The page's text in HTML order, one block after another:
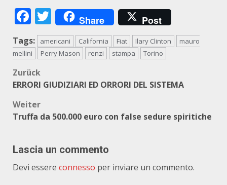
Facebook
Twitter
Share Post
Tags: americani California Fiat Ilary Clinton
mauro
mellini
Perry Mason renzi stampa Torino
Beitragsnavigation
Zurück
ERRORI GIUDIZIARI ED ORRORI DEL SISTEMA
Weiter
Truffa da 500.000 euro con false sedure spiritiche
Lascia un commento
Devi essere connesso per inviare un commento.